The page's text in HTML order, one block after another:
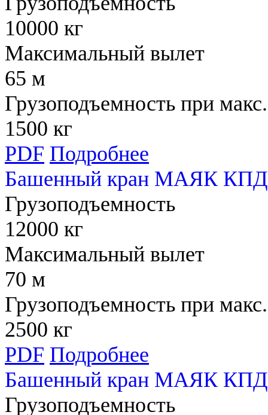
10000 кг
Максимальный вылет
65 м
Грузоподъемность при
1500 кг
PDF Подробнее
Башенный кран МАЯК КПД
Грузоподъемность
12000 кг
Максимальный вылет
70 м
Грузоподъемность при
2500 кг
PDF Подробнее
Башенный кран МАЯК КПД
Грузоподъемность